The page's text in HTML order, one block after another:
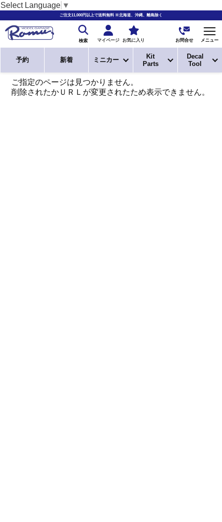
Select Language ▼
ご注文11,000円以上で送料無料 ※北海道、沖縄、離島除く
検索 マイページ お気に入り お問合せ メニュー
予約 新着 ミニカー
Kit
Parts
Decal
Tool
ご指定のページは見つかりません。
削除されたかＵＲＬが変更されたため表示できません。